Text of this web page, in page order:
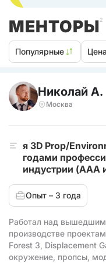
МЕНТОРЫ2
Популярные Цена
Николай А.
Москва
я 3D Prop/
годами
индустрии (AAA
Опыт – 3 года
Работал над
производстве
Forest 3, Displacement
окружение, пропсы,